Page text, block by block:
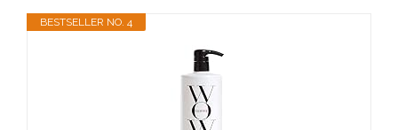
BESTSELLER NO. 4